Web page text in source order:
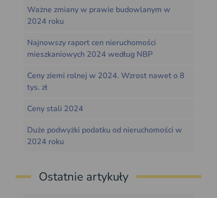
Ważne zmiany w prawie budowlanym w
2024 roku
Najnowszy raport cen nieruchomości
mieszkaniowych 2024 według NBP
Ceny ziemi rolnej w 2024. Wzrost nawet o 8
tys. zł
Ceny stali 2024
Duże podwyżki podatku od nieruchomości w
2024 roku
Ostatnie artykuły